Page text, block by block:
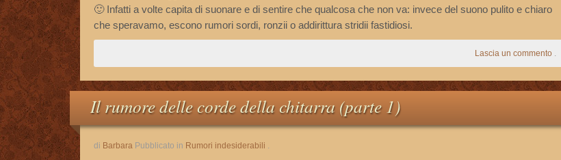
🙂 Infatti a volte capita di suonare e di sentire che qualcosa che non va: invece del suono pulito e chiaro
che speravamo, escono rumori sordi, ronzii o addirittura stridii fastidiosi.
Lascia un commento .
Il rumore delle corde della chitarra (parte 1)
di Barbara Pubblicato in Rumori indesiderabili .